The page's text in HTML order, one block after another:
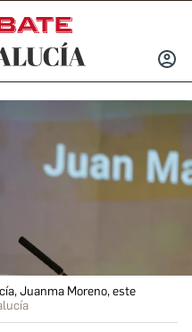
INICIAR
Juanma Moreno, este